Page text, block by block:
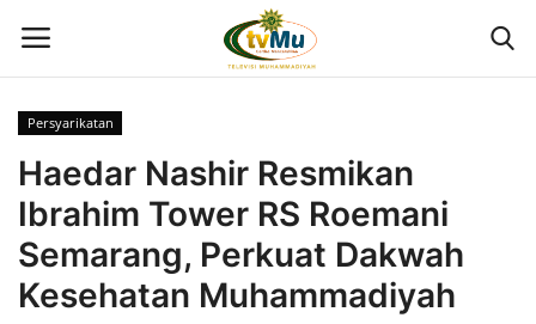
Home
Live Streaming
Berita
Persyarikatan
Haedar Nashir Resmikan
Ibrahim Tower RS Roemani
Semarang, Perkuat Dakwah
Kesehatan Muhammadiyah